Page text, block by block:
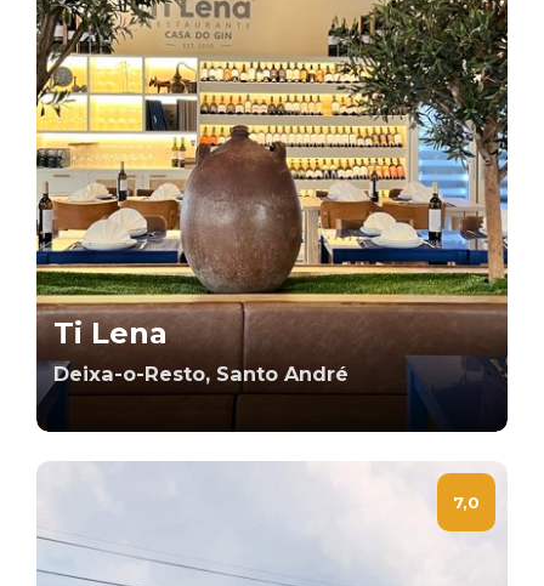
Ti Lena
Deixa-o-Resto, Santo André
7,0